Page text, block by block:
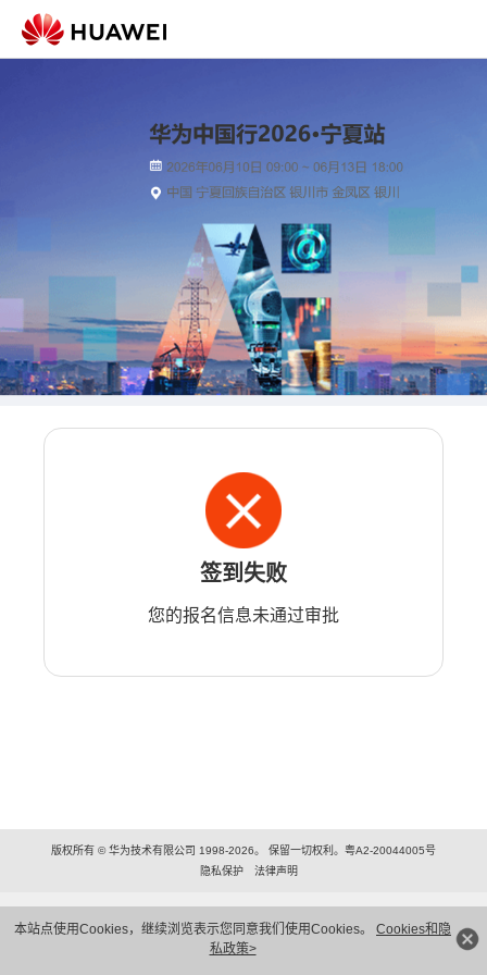
本站点使用Cookies，继续浏览表示您同意我们使用Cookies。 Cookies和隐
私政策>
签到失败
您的报名信息未通过审批
版权所有 © 华为技术有限公司 1998-2026。 保留一切权利。粤A2-20044005号
隐私保护
法律声明